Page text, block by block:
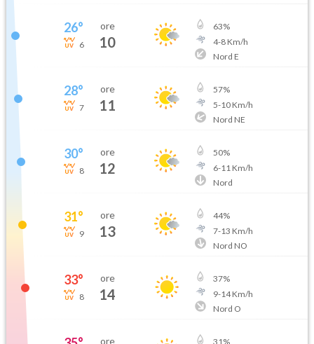
26°
6
ore
10
63%
4-8Km/h
Nord E
28°
7
ore
11
57%
5-10Km/h
Nord NE
30°
8
ore
12
50%
6-11 Km/h
Nord
31°
9
ore
13
44%
7-13 Km/h
Nord NO
33°
8
ore
14
37%
9-14Km/h
Nord O
ore 31 %